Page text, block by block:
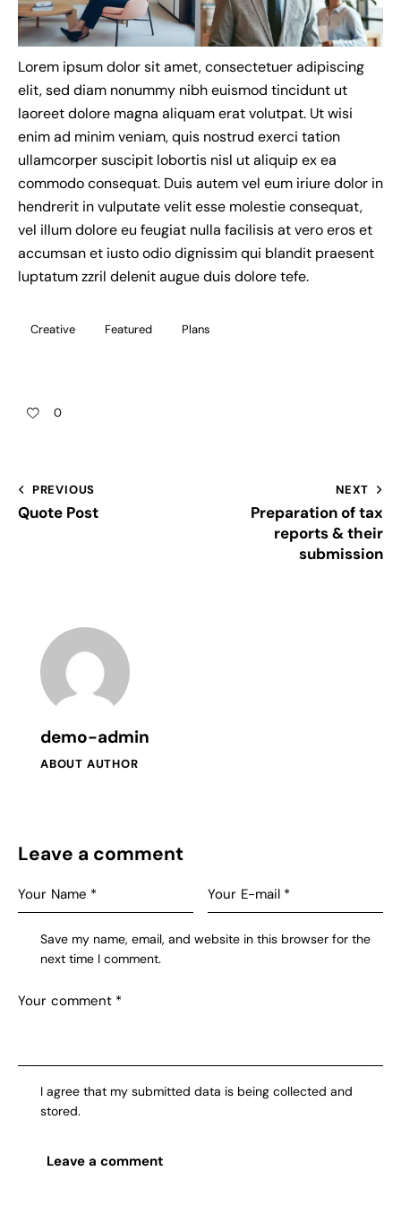
Lorem ipsum dolor sit amet, consectetuer adipiscing
elit, sed diam nonummy nibh euismod tincidunt ut
laoreet dolore magna aliquam erat volutpat. Ut wisi
enim ad minim veniam, quis nostrud exerci tation
ullamcorper suscipit lobortis nisl ut aliquip ex ea
commodo consequat. Duis autem vel eum iriure dolor in
hendrerit in vulputate velit esse molestie consequat,
vel illum dolore eu feugiat nulla facilisis at vero eros et
accumsan et iusto odio dignissim qui blandit praesent
luptatum zzril delenit augue duis dolore tefe.
Creative Featured Plans
0
PREVIOUS
Quote Post
NEXT
Preparation of tax
reports & their
submission
demo-admin
ABOUT AUTHOR
Leave a comment
Save my name, email, and website in this browser for the
next time I comment.
I agree that my submitted data is being collected and
stored.